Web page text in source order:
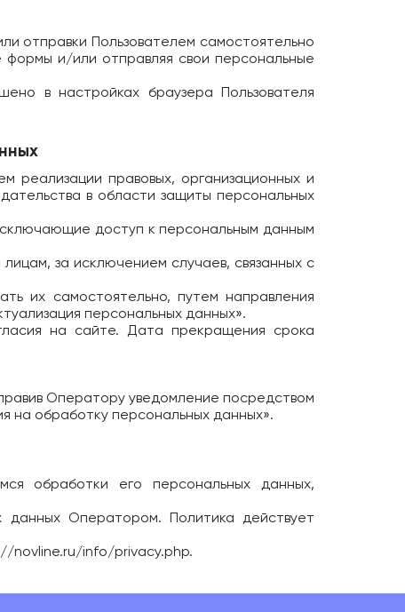
отправки Пользователем самостоятельно
и/или отправляя свои персональные
в настройках браузера Пользователя
реализации правовых, организационных и
в области защиты персональных
доступ к персональным данным
за исключением случаев, связанных с
их самостоятельно, путем направления
персональных данных».
на сайте. Дата прекращения срока
Оператору уведомление посредством
на обработку персональных данных».
обработки его персональных данных,
Оператором. Политика действует
novline.ru/info/privacy.php.